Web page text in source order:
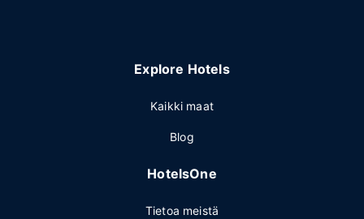
Explore Hotels
Kaikki maat
Blog
HotelsOne
Tietoa meistä